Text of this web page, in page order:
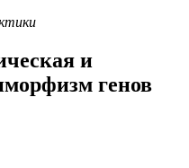
и
генов